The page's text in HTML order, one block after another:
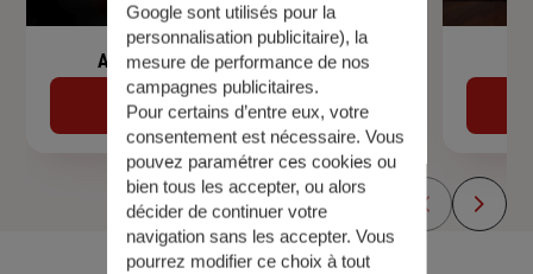
Assurance de prêt immobilier
Découvrir
Google sont utilisés pour la
personnalisation publicitaire), la
mesure de performance de nos
campagnes publicitaires.
Pour certains d’entre eux, votre
consentement est nécessaire. Vous
pouvez paramétrer ces cookies ou
bien tous les accepter, ou alors
décider de continuer votre
navigation sans les accepter. Vous
pourrez modifier ce choix à tout